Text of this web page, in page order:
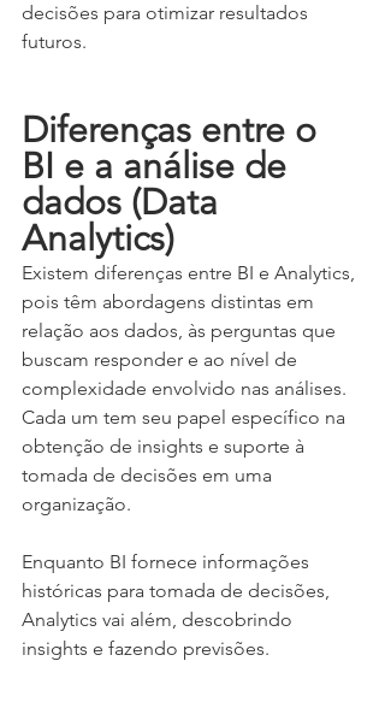
decisões para otimizar resultados
futuros.
Diferenças entre o
BI e a análise de
dados (Data
Analytics)
Existem diferenças entre BI e Analytics,
pois têm abordagens distintas em
relação aos dados, às perguntas que
buscam responder e ao nível de
complexidade envolvido nas análises.
Cada um tem seu papel específico na
obtenção de insights e suporte à
tomada de decisões em uma
organização.
Enquanto BI fornece informações
históricas para tomada de decisões,
Analytics vai além, descobrindo
insights e fazendo previsões.